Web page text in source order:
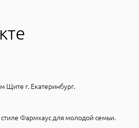
Щите г. Екатеринбург.
Фармхаус для молодой семьи.